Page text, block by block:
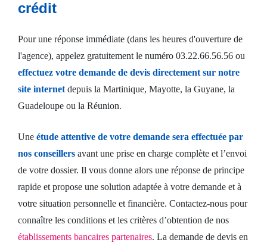
crédit
Pour une réponse immédiate (dans les heures d'ouverture de
l'agence), appelez gratuitement le numéro 03.22.66.56.56 ou
effectuez votre demande de devis directement sur notre
site internet depuis la Martinique, Mayotte, la Guyane, la
Guadeloupe ou la Réunion.
Une étude attentive de votre demande sera effectuée par
nos conseillers avant une prise en charge complète et l’envoi
de votre dossier. Il vous donne alors une réponse de principe
rapide et propose une solution adaptée à votre demande et à
votre situation personnelle et financière. Contactez-nous pour
connaître les conditions et les critères d’obtention de nos
établissements bancaires partenaires. La demande de devis en